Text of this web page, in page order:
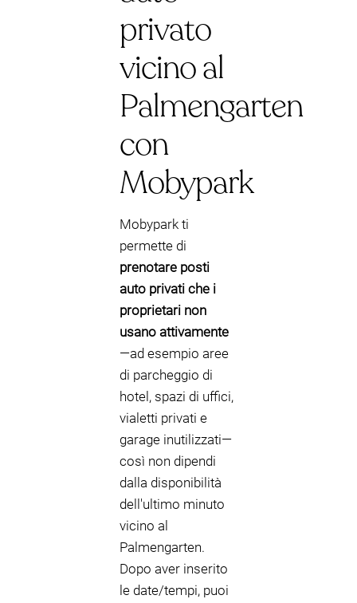
privato
vicino al
Palmengarten
con
Mobypark
Mobypark ti
permette di
prenotare posti
auto privati che i
proprietari non
usano attivamente
—ad esempio aree
di parcheggio di
hotel, spazi di uffici,
vialetti privati e
garage inutilizzati—
così non dipendi
dalla disponibilità
dell'ultimo minuto
vicino al
Palmengarten.
Dopo aver inserito
le date/tempi, puoi